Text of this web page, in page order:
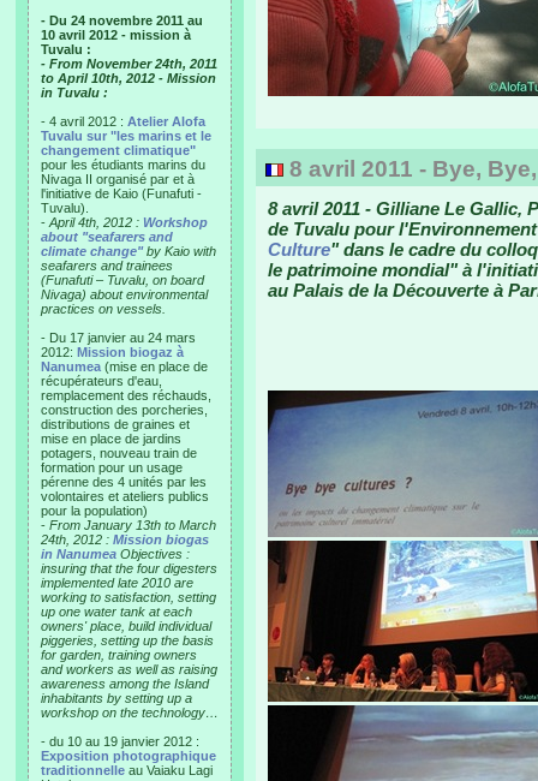
- Du 24 novembre 2011 au
10 avril 2012 - mission à
Tuvalu :
- From November 24th, 2011
to April 10th, 2012 - Mission
in Tuvalu :
- 4 avril 2012 : Atelier Alofa
Tuvalu sur "les marins et le
changement climatique"
pour les étudiants marins du
Nivaga II organisé par et à
l'initiative de Kaio (Funafuti -
Tuvalu).
- April 4th, 2012 : Workshop
about "seafarers and
climate change"by Kaio with
seafarers and trainees
(Funafuti – Tuvalu, on board
Nivaga) about environmental
practices on vessels.
- Du 17 janvier au 24 mars
2012: Mission biogaz à
Nanumea (mise en place de
récupérateurs d'eau,
remplacement des réchauds,
construction des porcheries,
distributions de graines et
mise en place de jardins
potagers, nouveau train de
formation pour un usage
pérenne des 4 unités par les
volontaires et ateliers publics
pour la population)
- From January 13th to March
24th, 2012 : Mission biogas
in Nanumea Objectives :
insuring that the four digesters
implemented late 2010 are
working to satisfaction, setting
up one water tank at each
owners' place, build individual
piggeries, setting up the basis
for garden, training owners
and workers as well as raising
awareness among the Island
inhabitants by setting up a
workshop on the technology…
- du 10 au 19 janvier 2012 :
Exposition photographique
traditionnelle au Vaiaku Lagi
8 avril 2011 - Bye,
8 avril 2011 - Gilliane Le Gallic,
de Tuvalu pour
Culture" dans le cadre du
le patrimoine mondial" à
au Palais de la Découverte à